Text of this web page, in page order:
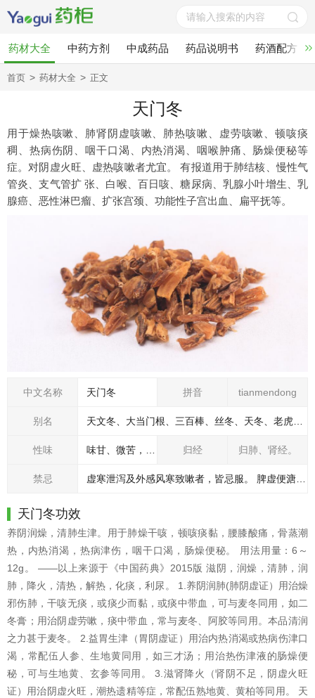
药材大全 中药方剂 中成药品 药品说明书 药酒配方
首页 > 药材大全 > 正文
天门冬
用于燥热咳嗽、肺肾阴虚咳嗽、肺热咳嗽、虚劳咳嗽、顿咳痰
稠、热病伤阴、咽干口渴、内热消渴、咽喉肿痛、肠燥便秘等
症。对阴虚火旺、虚热咳嗽者尤宜。 有报道用于肺结核、慢性气
管炎、支气管扩 张、白喉、百日咳、糖尿病、乳腺小叶增生、乳
腺癌、恶性淋巴瘤、扩张宫颈、功能性子宫出血、扁平抚等。
中文名称 天门冬 拼音 tianmendong
别名 天文冬、大当门根、三百棒、丝冬、天冬、老虎尾巴根
性味 味甘、微苦，性寒。 归经 归肺、肾经。
禁忌 虚寒泄泻及外感风寒致嗽者，皆忌服。 脾虚便溏之人不宜使用。 不宜与药材曾青一同使用。 胃虚无热者忌服。 服用天冬期间禁食鲤鱼。 孕妇慎用。
天门冬功效
养阴润燥，清肺生津。用于肺燥干咳，顿咳痰黏，腰膝酸痛，骨蒸潮
热，内热消渴，热病津伤，咽干口渴，肠燥便秘。 用法用量：6～
12g。 ——以上来源于《中国药典》2015版 滋阴，润燥，清肺，润
肺，降火，清热，解热，化痰，利尿。 1.养阴润肺(肺阴虚证）用治燥
邪伤肺，干咳无痰，或痰少而黏，或痰中带血，可与麦冬同用，如二
冬膏；用治阴虚劳嗽，痰中带血，常与麦冬、阿胶等同用。本品清润
之力甚于麦冬。 2.益胃生津（胃阴虚证）用治内热消渴或热病伤津口
渴，常配伍人参、生地黄同用，如三才汤；用治热伤津液的肠燥便
秘，可与生地黄、玄参等同用。 3.滋肾降火（肾阴不足，阴虚火旺
证）用治阴虚火旺，潮热遗精等症，常配伍熟地黄、黄柏等同用。 天